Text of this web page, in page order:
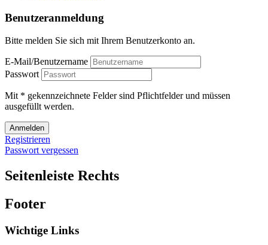
Benutzeranmeldung
Bitte melden Sie sich mit Ihrem Benutzerkonto an.
E-Mail/Benutzername
Passwort
Mit * gekennzeichnete Felder sind Pflichtfelder und müssen
ausgefüllt werden.
Anmelden
Registrieren
Passwort vergessen
Seitenleiste Rechts
Footer
Wichtige Links